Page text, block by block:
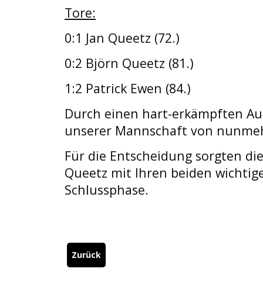
Tore:
0:1 Jan Queetz (72.)
0:2 Björn Queetz (81.)
1:2 Patrick Ewen (84.)
Durch einen hart-erkämpften
unserer Mannschaft von
Für die Entscheidung sorgten
Queetz mit Ihren beiden
Schlussphase.
Zurück